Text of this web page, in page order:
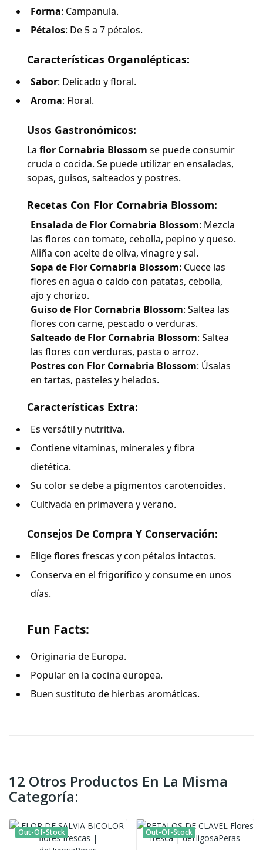
Forma: Campanula.
Pétalos: De 5 a 7 pétalos.
Características Organolépticas:
Sabor: Delicado y floral.
Aroma: Floral.
Usos Gastronómicos:
La flor Cornabria Blossom se puede consumir
cruda o cocida. Se puede utilizar en ensaladas,
sopas, guisos, salteados y postres.
Recetas Con Flor Cornabria Blossom:
Ensalada de Flor Cornabria Blossom: Mezcla
las flores con tomate, cebolla, pepino y queso.
Aliña con aceite de oliva, vinagre y sal.
Sopa de Flor Cornabria Blossom: Cuece las
flores en agua o caldo con patatas, cebolla,
ajo y chorizo.
Guiso de Flor Cornabria Blossom: Saltea las
flores con carne, pescado o verduras.
Salteado de Flor Cornabria Blossom: Saltea
las flores con verduras, pasta o arroz.
Postres con Flor Cornabria Blossom: Úsalas
en tartas, pasteles y helados.
Características Extra:
Es versátil y nutritiva.
Contiene vitaminas, minerales y fibra
dietética.
Su color se debe a pigmentos carotenoides.
Cultivada en primavera y verano.
Consejos De Compra Y Conservación:
Elige flores frescas y con pétalos intactos.
Conserva en el frigorífico y consume en unos
días.
Fun Facts:
Originaria de Europa.
Popular en la cocina europea.
Buen sustituto de hierbas aromáticas.
12 Otros Productos En La Misma
Categoría:
Out-Of-Stock Out-Of-Stock